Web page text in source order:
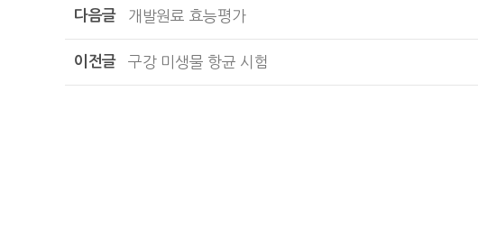
다음글 개발원료 효능평가
이전글 구강 미생물 항균 시험